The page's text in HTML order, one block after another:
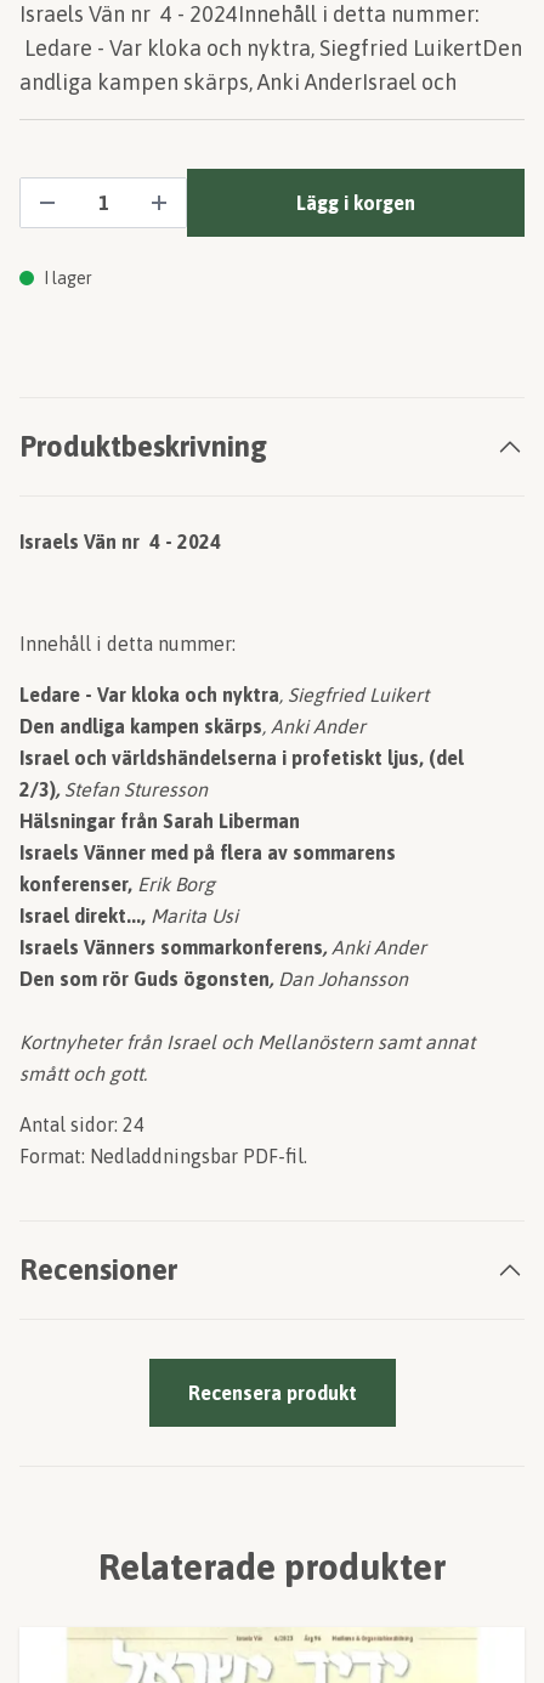
Israels Vän nr 4 - 2024Innehåll i detta nummer:
Ledare - Var kloka och nyktra, Siegfried LuikertDen
andliga kampen skärps, Anki AnderIsrael och
Lägg i korgen
I lager
Produktbeskrivning
Israels Vän nr 4 - 2024
Innehåll i detta nummer:
Ledare - Var kloka och nyktra, Siegfried Luikert
Den andliga kampen skärps, Anki Ander
Israel och världshändelserna i profetiskt ljus, (del
2/3), Stefan Sturesson
Hälsningar från Sarah Liberman
Israels Vänner med på flera av sommarens
konferenser, Erik Borg
Israel direkt..., Marita Usi
Israels Vänners sommarkonferens, Anki Ander
Den som rör Guds ögonsten, Dan Johansson
Kortnyheter från Israel och Mellanöstern samtannat
smått och gott.
Antal sidor: 24
Format: Nedladdningsbar PDF-fil.
Recensioner
Recensera produkt
Relaterade produkter